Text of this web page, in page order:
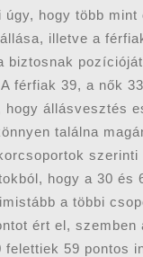
hogy több mint
illetve a
biztosnak
férfiak 39, a nők
hogy állásvesztés
találna
szerinti
hogy a 30 és
a többi
ért el, szemben
felettiek 59 pontos